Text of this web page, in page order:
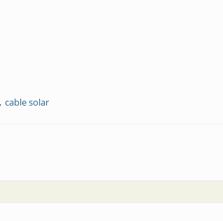
cable solar